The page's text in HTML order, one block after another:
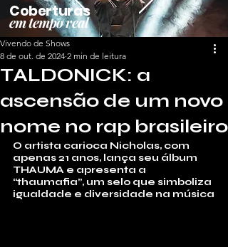
Coberturas
em tempo real
TALDONICK: a
ascensão de um novo
nome no rap brasileiro
Vivendo de Shows
8 de out. de 2024 2 min de leitura
O artista carioca Nicholas, com
apenas 21 anos, lança seu álbum
THAUMA e apresenta a
“thaumafia”, um selo que simboliza
igualdade e diversidade na música